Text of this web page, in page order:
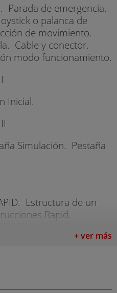
Parada de emergencia.
o palanca de
de movimiento.
Cable y conector.
modo funcionamiento.
Inicial.
Simulación. Pestaña
Estructura de un
Rapid.
espera. Instrucciones
de E&S. Tipos de Datos.
YUMI
+ ver más